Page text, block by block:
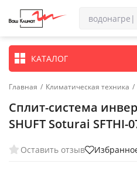
КАТАЛОГ
Главная / Климатическая техника /
Сплит-система
SHUFT Soturai SFTHI-
Оставить отзыв